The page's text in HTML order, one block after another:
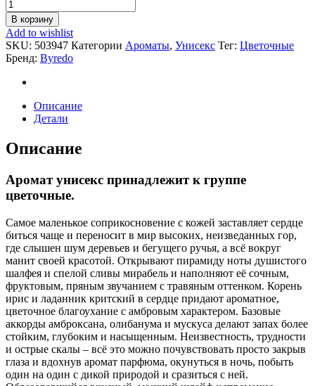
В корзину
Add to wishlist
SKU: 503947 Категории Ароматы, Унисекс Тег: Цветочные
Бренд: Byredo
Описание
Детали
Описание
Аромат унисекс принадлежит к группе
цветочные.
Самое маленькое соприкосновение с кожей заставляет сердце
биться чаще и переносит в мир высоких, неизведанных гор,
где слышен шум деревьев и бегущего ручья, а всё вокруг
манит своей красотой. Открывают пирамиду ноты душистого
шалфея и спелой сливы мирабель и наполняют её сочным,
фруктовым, пряным звучанием с травяным оттенком. Корень
ирис и ладанник критский в сердце придают ароматное,
цветочное благоухание с амбровым характером. Базовые
аккорды амброксана, олибанума и мускуса делают запах более
стойким, глубоким и насыщенным. Неизвестность, трудности
и острые скалы – всё это можно почувствовать просто закрыв
глаза и вдохнув аромат парфюма, окунуться в ночь, побыть
один на один с дикой природой и сразиться с ней.